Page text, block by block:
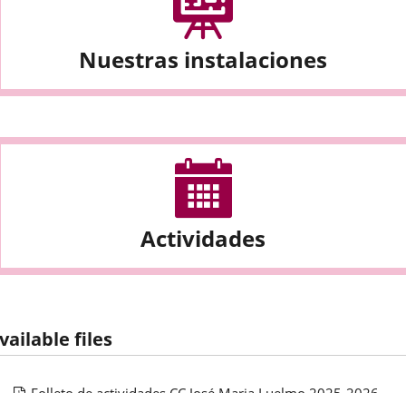
Nuestras instalaciones
Actividades
files